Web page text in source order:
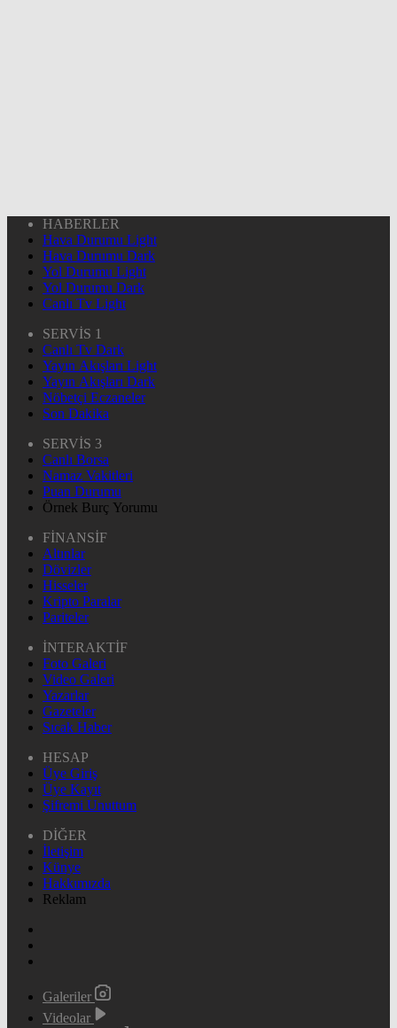
HABERLER
Hava Durumu Light
Hava Durumu Dark
Yol Durumu Light
Yol Durumu Dark
Canlı Tv Light
SERVİS 1
Canlı Tv Dark
Yayın Akışları Light
Yayın Akışları Dark
Nöbetçi Eczaneler
Son Dakika
SERVİS 3
Canlı Borsa
Namaz Vakitleri
Puan Durumu
Örnek Burç Yorumu
FİNANSİF
Altınlar
Dövizler
Hisseler
Kripto Paralar
Pariteler
İNTERAKTİF
Foto Galeri
Video Galeri
Yazarlar
Gazeteler
Sıcak Haber
HESAP
Üye Giriş
Üye Kayıt
Şifremi Unuttum
DİĞER
İletişim
Künye
Hakkımızda
Reklam
Galeriler
Videolar